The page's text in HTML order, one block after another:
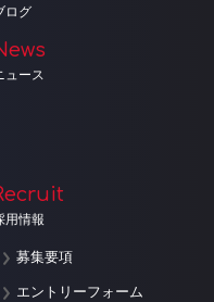
ログ
ュース
用情報
募集要項
エントリーフォーム